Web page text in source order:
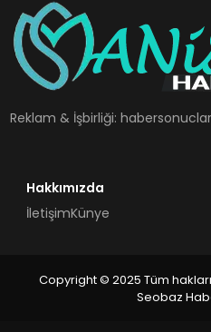
Reklam & İşbirliği:
Hakkımızda
İletişimKünye
Copyright © 2025 Tüm hakları
Seobaz